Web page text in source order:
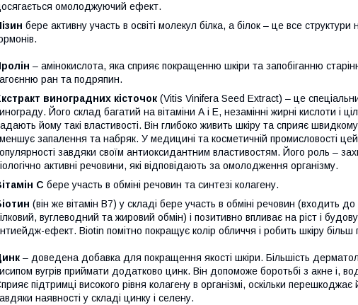
омолоджуючий ефект.
бере активну участь в освіті молекул білка, а білок – це все
– амінокислота, яка сприяє покращенню шкіри та запобіганню
ран та подряпин.
виноградних кісточок (Vitis Vinifera Seed Extract) – це
Його склад багатий на вітаміни А і Е, незамінні жирні кислоти і
йому такі властивості. Він глибоко живить шкіру та сприяє
запалення та набряк. У медицині та косметичній промисловості
завдяки своїм антиоксидантним властивостям. Його роль –
активні речовини, які відповідають за омолодження організму.
С бере участь в обміні речовин та синтезі колагену.
(він же вітамін B7) у складі бере участь в обміні речовин (входить
вуглеводний та жировий обмін) і позитивно впливає на ріст і
ефект. Biotin помітно покращує колір обличчя і робить шкіру
– доведена добавка для покращення якості шкіри. Більшість
вугрів приймати додатково цинк. Він допоможе боротьбі з акне і,
підтримці високого рівня колагену в організмі, оскільки
наявності у складі цинку і селену.